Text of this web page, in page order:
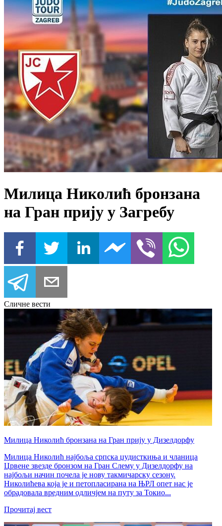
Милица Николић бронзана
на Гран прију у Загребу
Сличне вести
​Милица Николић бронзана на Гран прију у Дизелдорфу
Милица Николић најбоља српска џудисткиња и чланица
Црвене звезде бронзом на Гран Слему у Дизелдорфу на
најбољи начин почела је нову такмичарску сезону.
Николићева која је и петопласирана на ЊРЛ опет нас је
обрадовала вредним одличјем на путу за Токио...
Прочитај вест